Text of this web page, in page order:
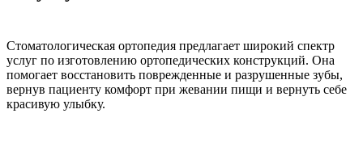
Стоматологическая ортопедия предлагает широкий спектр
услуг по изготовлению ортопедических конструкций. Она
помогает восстановить поврежденные и разрушенные зубы,
вернув пациенту комфорт при жевании пищи и вернуть себе
красивую улыбку.